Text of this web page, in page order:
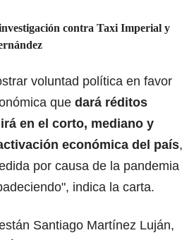
contra Taxi Imperial y
voluntad política en favor
que dará réditos
en el corto, mediano y
económica del país,
por causa de la pandemia
indica la carta.
Santiago Martínez Luján,